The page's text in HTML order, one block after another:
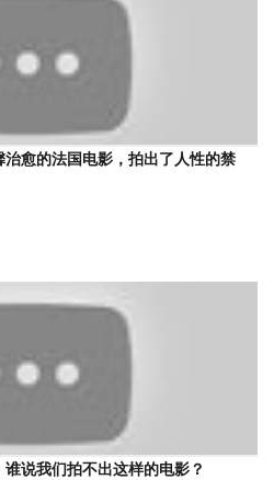
治愈的法国电影，拍出了人性的禁
说我们拍不出这样的电影？